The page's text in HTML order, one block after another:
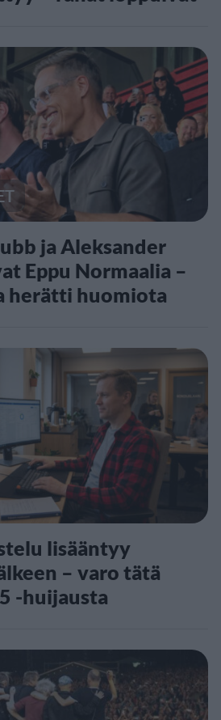
ja Aleksander
Eppu Normaalia –
herätti huomiota
lisääntyy
– varo tätä
-huijausta